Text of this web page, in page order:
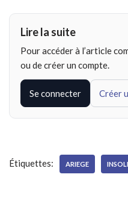
Lire la suite
Pour accéder à l’article
ou de créer un compte.
Se connecter Créer
Étiquettes: ARIEGE